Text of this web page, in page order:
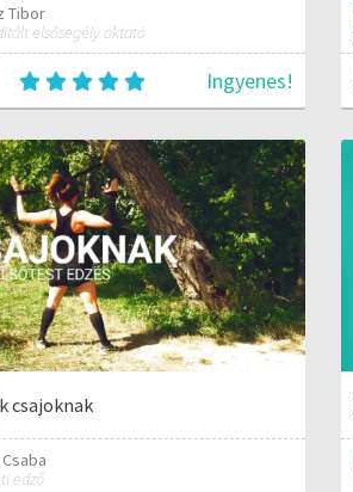
Tibor
elsősegély oktató
Ingyenes!
csajoknak
edző